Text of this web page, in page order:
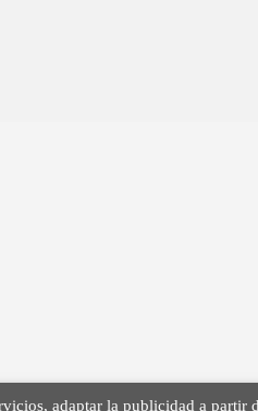
adaptar la publicidad a partir